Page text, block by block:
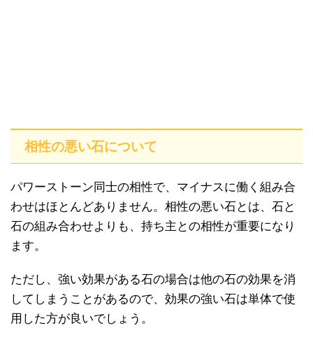
相性の悪い石について
パワーストーン同士の相性で、マイナスに働く組み合
わせはほとんどありません。相性の悪い石とは、石と
石の組み合わせよりも、持ち主との相性が重要になり
ます。
ただし、強い効果がある石の場合は他の石の効果を消
してしまうことがあるので、効果の強い石は単体で使
用した方が良いでしょう。